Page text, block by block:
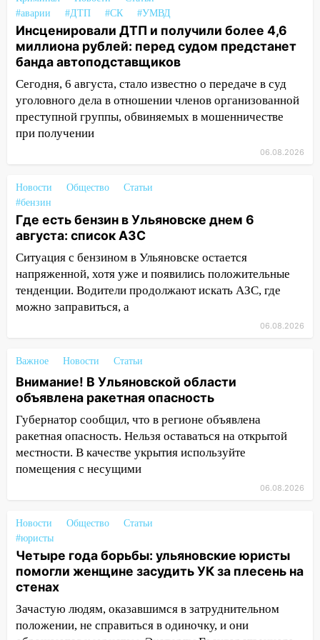
Ульяновской области
20:04 Ульяновцев приглашают на забег,
посвящённый Дню воздушного флота
России
19:12 В Ульяновской области
руководителя частной компании
наказали за сокрытие прошлого своего
сотрудник
баскетбола!
17:08
оставил в силе приговор руководству
«УльяновскФармации» за махинации на
3,2 млн рублей
16:09
Ветераны легкой атлетики из
Ульяновска успешно выступили на
Чемпионате России
более 28% площадей зерновых и
зернобобовых культур
15:51 Бросила кирпич в жену брата: в
Ульяновской области завели дело на
агрессивную женщину
15:47 На улице Радищева сбили
курьера: крупная авария в Ульяновске
новый кавалер женщины оказался
рецидивистом
14:26 В Ульяновске ограничат движение
по улице Ефремова
передумать увольняться, если им
повысят зарплату
#аварии
#ДТП #СК #УМВД
Инсценировали ДТП и получили более 4,6
миллиона рублей: перед судом предстанет
банда автоподставщиков
Сегодня, 6 августа, стало известно о передаче в суд
уголовного дела в отношении членов организованной
преступной группы, обвиняемых в мошенничестве
при получении
06.08.2026
Новости Общество
Статьи
#бензин
Где есть бензин в Ульяновске днем 6
августа: список АЗС
Ситуация с бензином в Ульяновске остается
напряженной, хотя уже и появились положительные
тенденции. Водители продолжают искать АЗС, где
можно заправиться, а
06.08.2026
Важное Новости Статьи
Внимание! В Ульяновской области
объявлена ракетная опасность
Губернатор сообщил, что в регионе объявлена
ракетная опасность. Нельзя оставаться на открытой
местности. В качестве укрытия используйте
помещения с несущими
06.08.2026
Новости Общество
Статьи
#юристы
Четыре года борьбы: ульяновские юристы
помогли женщине засудить УК за плесень на
стенах
Зачастую людям, оказавшимся в затруднительном
положении, не справиться в одиночку, и они